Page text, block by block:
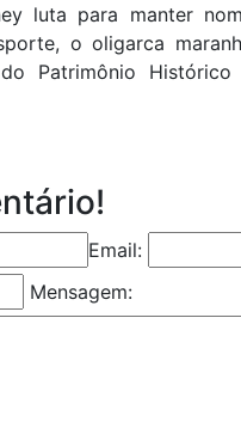
luta para manter
o oligarca
Patrimônio
Email:
Mensagem: